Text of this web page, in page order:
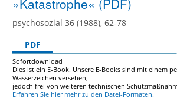
psychosozial 36 (1988), 62-78
PDF
Sofortdownload
Dies ist ein E-Book. Unsere E-Books sind mit einem
Wasserzeichen versehen,
jedoch frei von weiteren technischen
Erfahren Sie hier mehr zu den Datei-Formaten.